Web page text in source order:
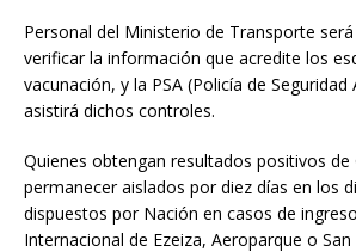
Personal del Ministerio de Transporte
verificar la información que acredite los
vacunación, y la PSA (Policía de
asistirá dichos controles.
Quienes obtengan resultados positivos de
permanecer aislados por diez días en los
dispuestos por Nación en casos de
Internacional de Ezeiza, Aeroparque o